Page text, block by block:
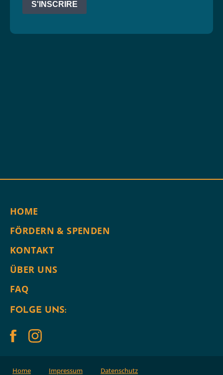
HOME
FÖRDERN & SPENDEN
KONTAKT
ÜBER UNS
FAQ
FOLGE UNS:
Home Impressum Datenschutz